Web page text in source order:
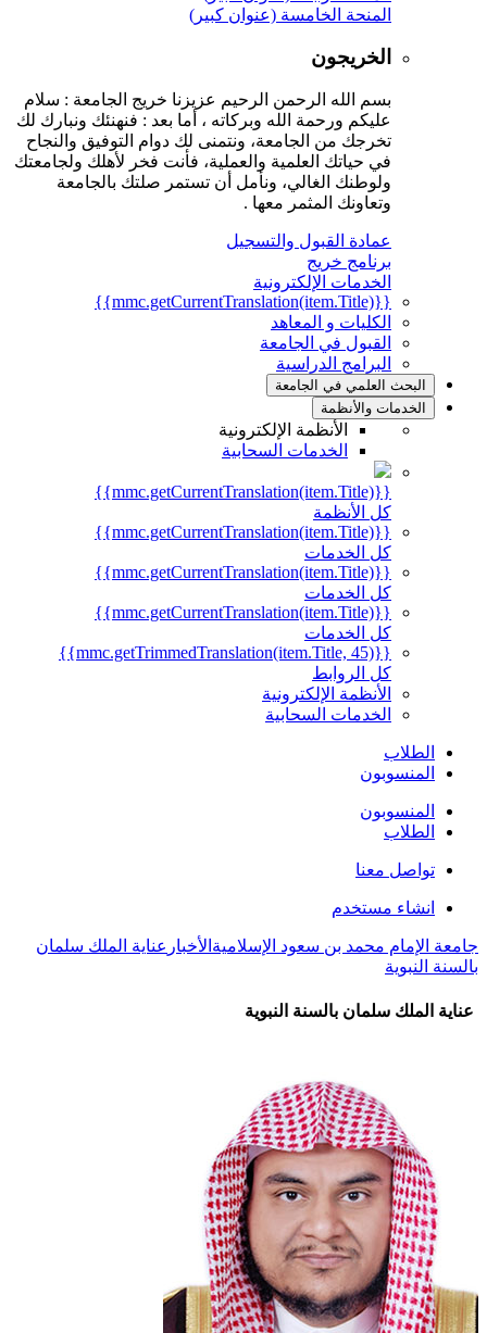
المنحة الخامسة (عنوان كبير)
الخريجون
بسم الله الرحمن الرحيم عزيزنا خريج الجامعة : سلام
عليكم ورحمة الله وبركاته ، أما بعد : فنهنئك ونبارك لك
تخرجك من الجامعة، ونتمنى لك دوام التوفيق والنجاح
في حياتك العلمية والعملية، فأنت فخر لأهلك ولجامعتك
ولوطنك الغالي، ونأمل أن تستمر صلتك بالجامعة
وتعاونك المثمر معها .
عمادة القبول والتسجيل
برنامج خريج
الخدمات الإلكترونية
{{mmc.getCurrentTranslation(item.Title)}}
الكليات و المعاهد
القبول في الجامعة
البرامج الدراسية
البحث العلمي في الجامعة
الخدمات والأنظمة
الأنظمة الإلكترونية
الخدمات السحابية
{{mmc.getCurrentTranslation(item.Title)}}
كل الأنظمة
{{mmc.getCurrentTranslation(item.Title)}}
كل الخدمات
{{mmc.getCurrentTranslation(item.Title)}}
كل الخدمات
{{mmc.getCurrentTranslation(item.Title)}}
كل الخدمات
{{mmc.getTrimmedTranslation(item.Title, 45)}}
كل الروابط
الأنظمة الإلكترونية
الخدمات السحابية
الطلاب
المنسوبون
المنسوبون
الطلاب
تواصل معنا
انشاء مستخدم
جامعة الإمام محمد بن سعود الإسلامية الأخبار عناية الملك سلمان
بالسنة النبوية
عناية الملك سلمان بالسنة النبوية